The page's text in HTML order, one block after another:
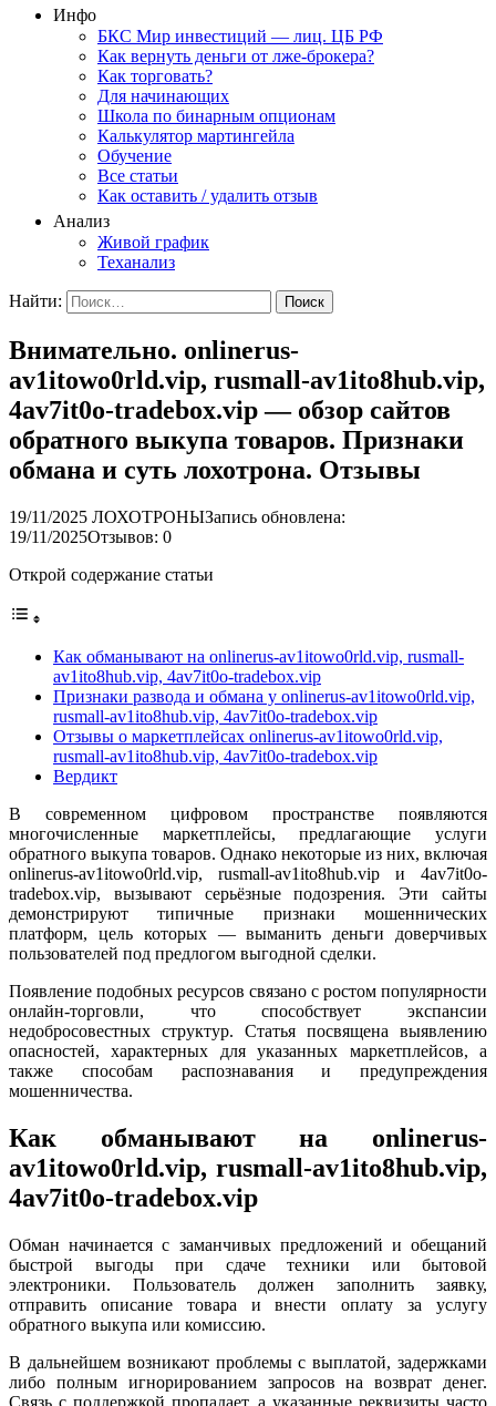
Инфо
БКС Мир инвестиций — лиц. ЦБ РФ
Как вернуть деньги от лже-брокера?
Как торговать?
Для начинающих
Школа по бинарным опционам
Калькулятор мартингейла
Обучение
Все статьи
Как оставить / удалить отзыв
Анализ
Живой график
Теханализ
Найти:
Внимательно. onlinerus-
av1itowo0rld.vip, rusmall-av1ito8hub.vip,
4av7it0o-tradebox.vip — обзор сайтов
обратного выкупа товаров. Признаки
обмана и суть лохотрона. Отзывы
19/11/2025 ЛОХОТРОНЫЗапись обновлена:
19/11/2025Отзывов: 0
Открой содержание статьи
Как обманывают на onlinerus-av1itowo0rld.vip, rusmall-
av1ito8hub.vip, 4av7it0o-tradebox.vip
Признаки развода и обмана у onlinerus-av1itowo0rld.vip,
rusmall-av1ito8hub.vip, 4av7it0o-tradebox.vip
Отзывы о маркетплейсах onlinerus-av1itowo0rld.vip,
rusmall-av1ito8hub.vip, 4av7it0o-tradebox.vip
Вердикт
В современном цифровом пространстве появляются
многочисленные маркетплейсы, предлагающие услуги
обратного выкупа товаров. Однако некоторые из них, включая
onlinerus-av1itowo0rld.vip, rusmall-av1ito8hub.vip и 4av7it0o-
tradebox.vip, вызывают серьёзные подозрения. Эти сайты
демонстрируют типичные признаки мошеннических
платформ, цель которых — выманить деньги доверчивых
пользователей под предлогом выгодной сделки.
Появление подобных ресурсов связано с ростом популярности
онлайн-торговли, что способствует экспансии
недобросовестных структур. Статья посвящена выявлению
опасностей, характерных для указанных маркетплейсов, а
также способам распознавания и предупреждения
мошенничества.
Как обманывают на onlinerus-
av1itowo0rld.vip, rusmall-av1ito8hub.vip,
4av7it0o-tradebox.vip
Обман начинается с заманчивых предложений и обещаний
быстрой выгоды при сдаче техники или бытовой
электроники. Пользователь должен заполнить заявку,
отправить описание товара и внести оплату за услугу
обратного выкупа или комиссию.
В дальнейшем возникают проблемы с выплатой, задержками
либо полным игнорированием запросов на возврат денег.
Связь с поддержкой пропадает, а указанные реквизиты часто